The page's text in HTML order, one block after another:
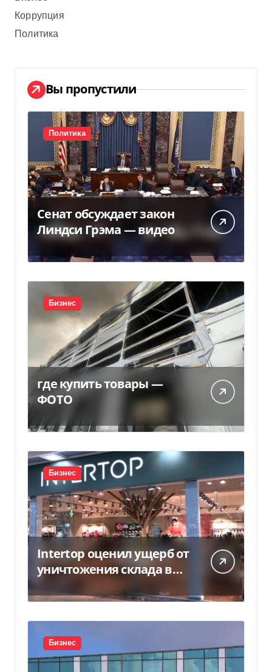
Коррупция
Политика
Вы пропустили
Политика
Сенат обсуждает закон
Линдси Грэма — видео
Бизнес
где купить товары —
ФОТО
Бизнес
Intertop оценил ущерб от
уничтожения склада в
450 млн грн
Бизнес